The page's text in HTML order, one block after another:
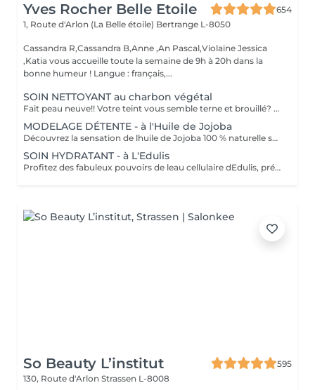
Yves Rocher Belle Etoile
654
1, Route d'Arlon (La Belle étoile) Bertrange L-8050
Cassandra R,Cassandra B,Anne ,An Pascal,Violaine Jessica
,Katia vous accueille toute la semaine de 9h à 20h dans la
bonne humeur ! Langue : français,...
SOIN NETTOYANT au charbon végétal
Fait peau neuve!! Votre teint vous semble terne et brouillé? vous ressentez le besoin de nettoyer votre peau ?.Ce soin nettoyant s'adresse à vous. Il permettra de traiter votre peau sans la décaper. Purifié et detoxifiie votre visage retrouve un teint unifié, frais et lumineux. Une vraie bouffée d'oxygène pour votre peau !! Idéal pour les peaux mixtes à Grasses
MODELAGE DÉTENTE - à l'Huile de Jojoba
Découvrez la sensation de lhuile de Jojoba 100 % naturelle sur votre peau. Nourrie, votre peau retrouve tout son confort. Libéré de ses tensions grâce aux mains habiles de notre esthéticienne, votre visage est détendu. Bénéfices : Nourrie, votre peau retrouve tout son confort.
SOIN HYDRATANT - à L'Edulis
Profitez des fabuleux pouvoirs de leau cellulaire dEdulis, précieuse source dhydratation continue. Après la brumisation du Sérum concentré en eau cellulaire, le Masque Crème ressourçant se transforme en une texture soyeuse qui fond sur votre peau sous le délicat modelage de notre esthéticienne. Bénéfices : Gorgée deau, votre peau retrouve douceur, souplesse et éclat. Retrouvez le confort dune peau hydratée en continu.
So Beauty L’institut
595
130, Route d'Arlon Strassen L-8008